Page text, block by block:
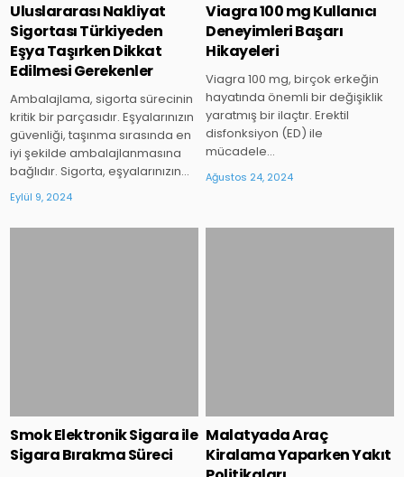
Uluslararası Nakliyat
Sigortası Türkiyeden
Eşya Taşırken Dikkat
Edilmesi Gerekenler
Ambalajlama, sigorta sürecinin
kritik bir parçasıdır. Eşyalarınızın
güvenliği, taşınma sırasında en
iyi şekilde ambalajlanmasına
bağlıdır. Sigorta, eşyalarınızın…
Eylül 9, 2024
Viagra 100 mg Kullanıcı
Deneyimleri Başarı
Hikayeleri
Viagra 100 mg, birçok erkeğin
hayatında önemli bir değişiklik
yaratmış bir ilaçtır. Erektil
disfonksiyon (ED) ile
mücadele…
Ağustos 24, 2024
Smok Elektronik Sigara ile
Sigara Bırakma Süreci
Malatyada Araç
Kiralama Yaparken Yakıt